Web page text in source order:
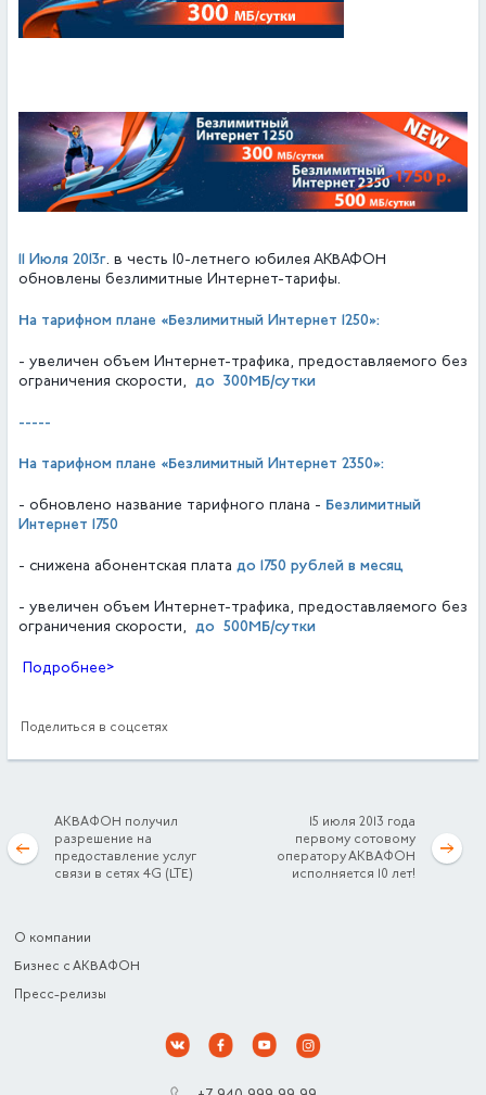
11 Июля 2013г. в честь 10-летнего юбилея АКВАФОН
обновлены безлимитные Интернет-тарифы.
На тарифном плане «Безлимитный Интернет 1250»:
- увеличен объем Интернет-трафика, предоставляемого без
ограничения скорости, до 300МБ/сутки
-----
На тарифном плане «Безлимитный Интернет 2350»:
- обновлено название тарифного плана - Безлимитный
Интернет 1750
- снижена абонентская плата до 1750 рублей в месяц
- увеличен объем Интернет-трафика, предоставляемого без
ограничения скорости, до 500МБ/сутки
Подробнее>
Поделиться в соцсетях
АКВАФОН получил
разрешение на
предоставление услуг
связи в сетях 4G (LTE)
15 июля 2013 года
первому сотовому
оператору АКВАФОН
исполняется 10 лет!
О компании
Бизнес с АКВАФОН
Пресс-релизы